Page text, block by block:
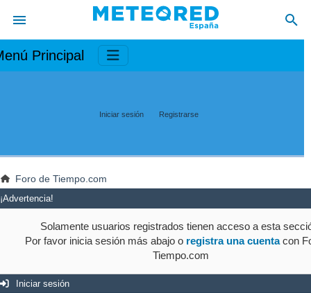
Principal
Iniciar sesión Registrarse
Foro de Tiempo.com
¡Advertencia!
Solamente usuarios registrados tienen acceso a esta
Por favor inicia sesión más abajo o registra una cuentacon
Tiempo.com
Iniciar sesión